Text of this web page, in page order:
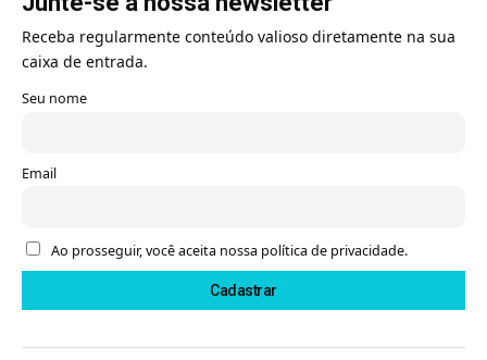
Receba regularmente conteúdo valioso diretamente na sua
caixa de entrada.
Seu nome
Email
Ao prosseguir, você aceita nossa política de privacidade.